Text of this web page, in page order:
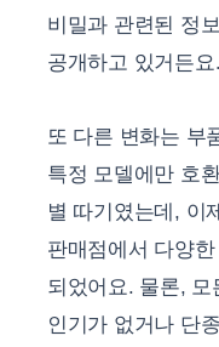
비밀과 관련된 정
공개하고 있거든요.
또 다른 변화는 부
특정 모델에만 호
별 따기였는데, 이
판매점에서 다양
되었어요. 물론,
인기가 없거나 단